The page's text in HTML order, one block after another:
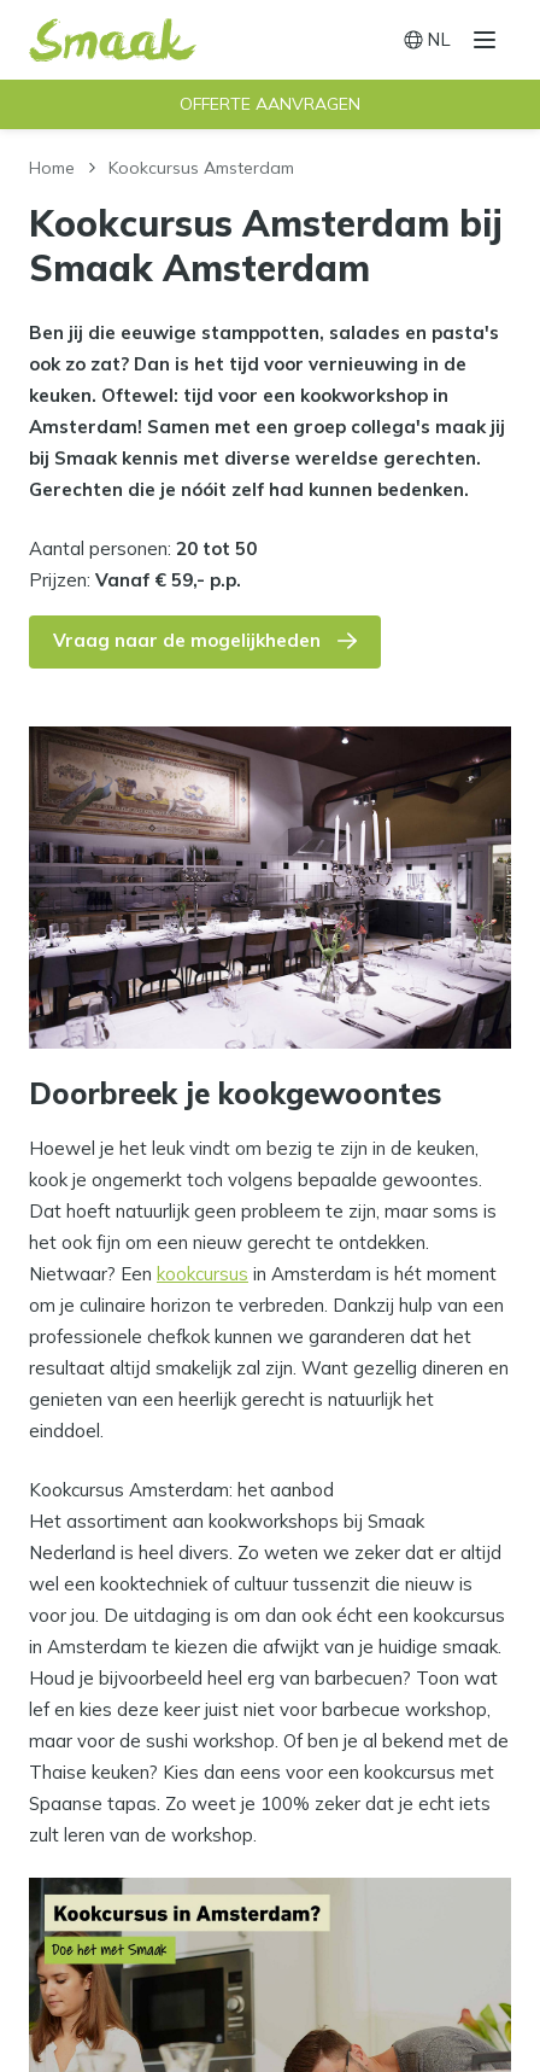
Menu
NL
Switch
OFFERTE AANVRAGEN
Home Kookcursus Amsterdam
Kookcursus Amsterdam bij
Smaak Amsterdam
Ben jij die eeuwige stamppotten, salades en pasta's
ook zo zat? Dan is het tijd voor vernieuwing in de
keuken. Oftewel: tijd voor een kookworkshop in
Amsterdam! Samen met een groep collega's maak jij
bij Smaak kennis met diverse wereldse gerechten.
Gerechten die je nóóit zelf had kunnen bedenken.
Aantal personen: 20 tot 50
Prijzen: Vanaf € 59,- p.p.
Vraag naar de mogelijkheden
Doorbreek je kookgewoontes
Hoewel je het leuk vindt om bezig te zijn in de keuken,
kook je ongemerkt toch volgens bepaalde gewoontes.
Dat hoeft natuurlijk geen probleem te zijn, maar soms is
het ook fijn om een nieuw gerecht te ontdekken.
Nietwaar? Een kookcursus in Amsterdam is hét moment
om je culinaire horizon te verbreden. Dankzij hulp van een
professionele chefkok kunnen we garanderen dat het
resultaat altijd smakelijk zal zijn. Want gezellig dineren en
genieten van een heerlijk gerecht is natuurlijk het
einddoel.
Kookcursus Amsterdam: het aanbod
Het assortiment aan kookworkshops bij Smaak
Nederland is heel divers. Zo weten we zeker dat er altijd
wel een kooktechniek of cultuur tussenzit die nieuw is
voor jou. De uitdaging is om dan ook écht een kookcursus
in Amsterdam te kiezen die afwijkt van je huidige smaak.
Houd je bijvoorbeeld heel erg van barbecuen? Toon wat
lef en kies deze keer juist niet voor barbecue workshop,
maar voor de sushi workshop. Of ben je al bekend met de
Thaise keuken? Kies dan eens voor een kookcursus met
Spaanse tapas. Zo weet je 100% zeker dat je echt iets
zult leren van de workshop.